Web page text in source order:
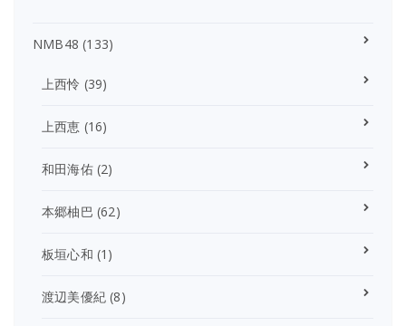
NMB48 (133)
上西怜 (39)
上西恵 (16)
和田海佑(2)
本郷柚巴 (62)
板垣心和 (1)
渡辺美優紀 (8)